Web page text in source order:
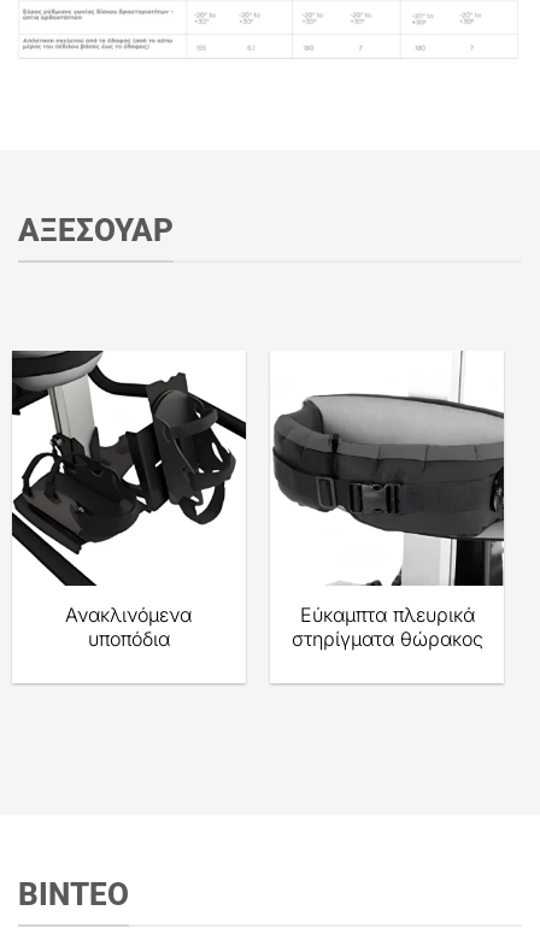
ΑΞΕΣΟΥΑΡ
Ανακλινόμενα
υποπόδια
Εύκαμπτα πλευρικά
στηρίγματα θώρακος
ΒΙΝΤΕΟ